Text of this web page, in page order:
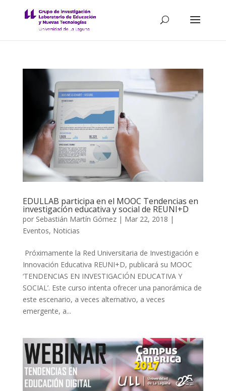
EDULLAB participa en el MOOC Tendencias en
investigación educativa y social de REUNI+D
por Sebastián Martín Gómez| Mar 22, 2018 |
Eventos, Noticias
Próximamente la Red Universitaria de Investigación e
Innovación Educativa REUNI+D, publicará su MOOC
‘TENDENCIAS EN INVESTIGACIÓN EDUCATIVA Y
SOCIAL’. Este curso intenta ofrecer una panorámica de
este escenario, a veces alternativo, a veces
emergente, a...